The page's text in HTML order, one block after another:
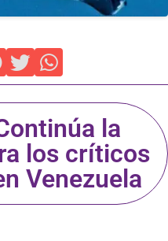
la
los críticos
Venezuela